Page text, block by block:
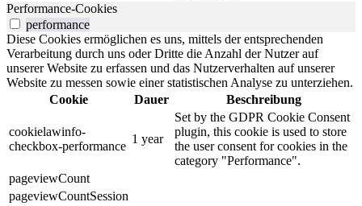
Performance-Cookies
performance
Diese Cookies ermöglichen es uns, mittels der entsprechenden
Verarbeitung durch uns oder Dritte die Anzahl der Nutzer auf
unserer Website zu erfassen und das Nutzerverhalten auf unserer
Website zu messen sowie einer statistischen Analyse zu unterziehen.
Cookie
Dauer Beschreibung
cookielawinfo-
checkbox-performance
1 year
Set by the GDPR Cookie Consent
plugin, this cookie is used to store
the user consent for cookies in the
category "Performance".
pageviewCount
pageviewCountSession